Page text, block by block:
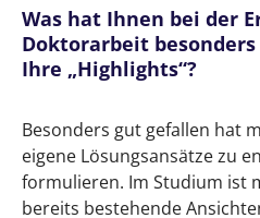
Was hat Ihnen bei der
Doktorarbeit
Ihre „Highlights“?
Besonders gut gefallen hat
eigene Lösungsansätze zu
formulieren. Im Studium ist
bereits bestehende